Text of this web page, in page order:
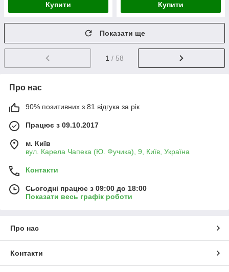
Купити Купити
Показати ще
1 / 58
Про нас
90% позитивних з 81 відгука за рік
Працює з 09.10.2017
м. Київ
вул. Карела Чапека (Ю. Фучика), 9, Київ, Україна
Контакти
Сьогодні працює з 09:00 до 18:00
Показати весь графік роботи
Про нас
Контакти